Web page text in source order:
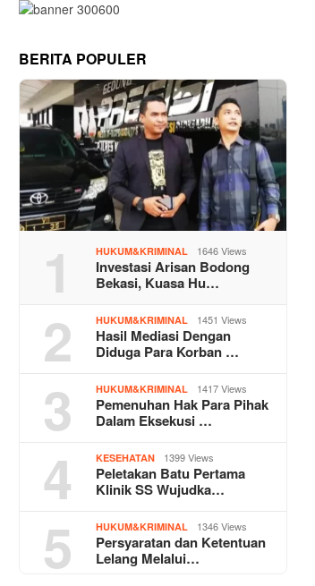
BERITA POPULER
1 HUKUM&KRIMINAL 1646 Views
Investasi Arisan Bodong
Bekasi, Kuasa Hu…
2 HUKUM&KRIMINAL 1451 Views
Hasil Mediasi Dengan
Diduga Para Korban …
3 HUKUM&KRIMINAL 1417 Views
Pemenuhan Hak Para Pihak
Dalam Eksekusi …
4 KESEHATAN 1399 Views
Peletakan Batu Pertama
Klinik SS Wujudka…
5 HUKUM&KRIMINAL 1346 Views
Persyaratan dan Ketentuan
Lelang Melalui…